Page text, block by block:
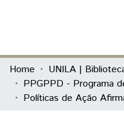
Communities & Collections
All of DSpace
Home